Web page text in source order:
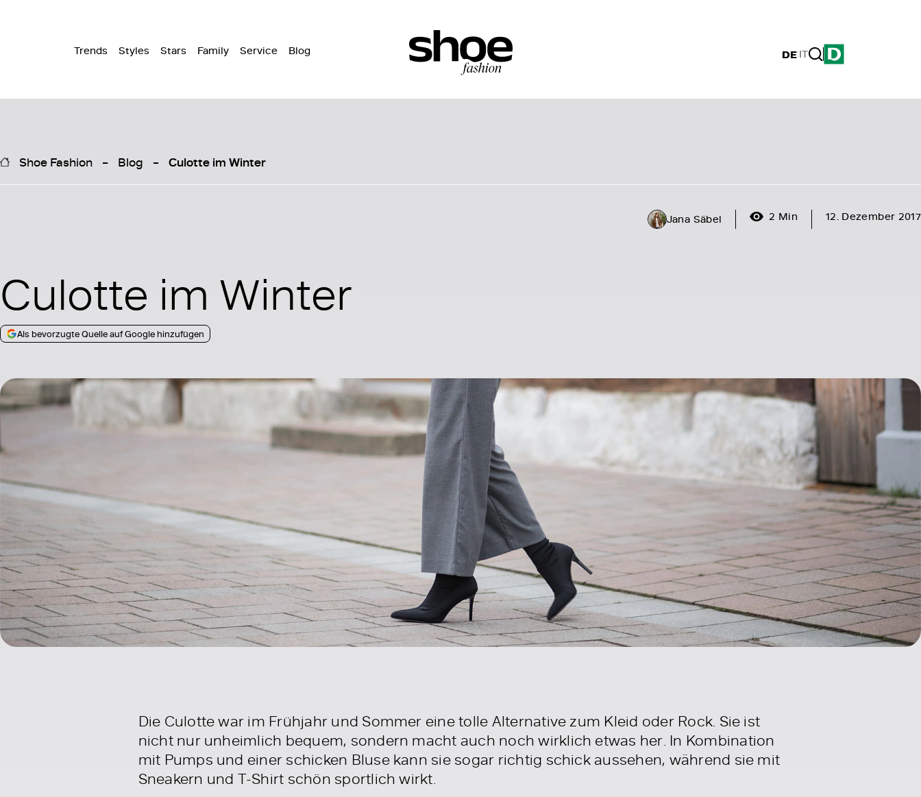
Trends Styles Stars Family Service Blog DE|IT
Shoe Fashion Blog Culotte im Winter
Jana Säbel 2 Min 12. Dezember 2017
Culotte im Winter
Als bevorzugte Quelle auf Google hinzufügen
Die Culotte war im Frühjahr und Sommer eine tolle Alternative zum Kleid oder Rock. Sie ist
nicht nur unheimlich bequem, sondern macht auch noch wirklich etwas her. In Kombination
mit Pumps und einer schicken Bluse kann sie sogar richtig schick aussehen, während sie mit
Sneakern und T-Shirt schön sportlich wirkt.